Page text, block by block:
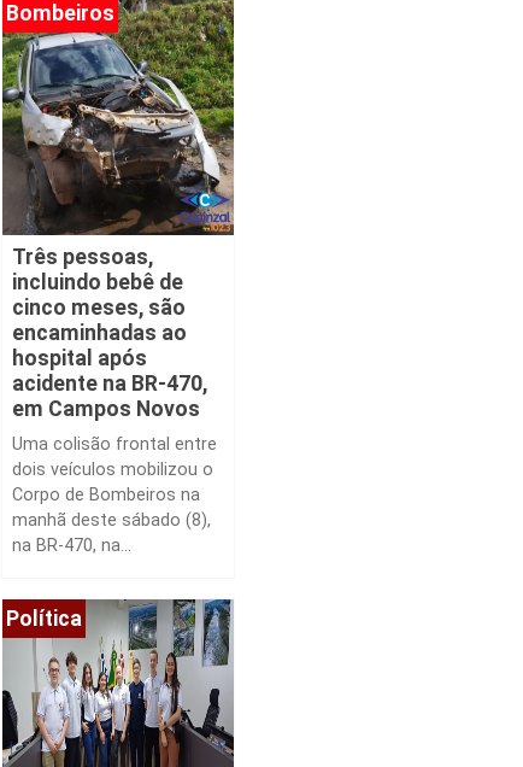
Bombeiros
Três pessoas,
incluindo bebê de
cinco meses, são
encaminhadas ao
hospital após
acidente na BR-470,
em Campos Novos
Uma colisão frontal entre
dois veículos mobilizou o
Corpo de Bombeiros na
manhã deste sábado (8),
na BR-470, na...
Política